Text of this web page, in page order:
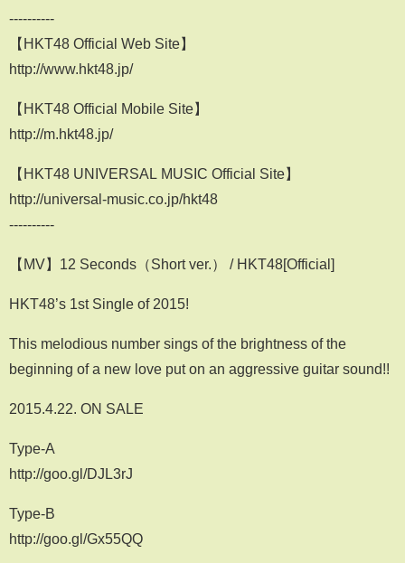
----------
【HKT48 Official Web Site】
http://www.hkt48.jp/
【HKT48 Official Mobile Site】
http://m.hkt48.jp/
【HKT48 UNIVERSAL MUSIC Official Site】
http://universal-music.co.jp/hkt48
----------
【MV】12 Seconds（Short ver.） / HKT48[Official]
HKT48’s 1st Single of 2015!
This melodious number sings of the brightness of the
beginning of a new love put on an aggressive guitar sound!!
2015.4.22. ON SALE
Type-A
http://goo.gl/DJL3rJ
Type-B
http://goo.gl/Gx55QQ